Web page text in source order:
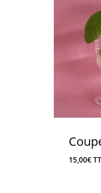
15,00€